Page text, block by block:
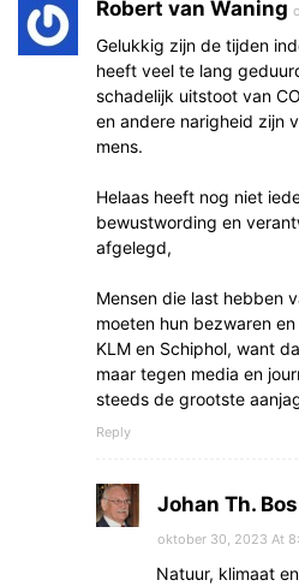
Robert van Waning
Gelukkig zijn de tijden
heeft veel te lang
schadelijk uitstoot van
en andere narigheid zijn
mens.
Helaas heeft nog niet
bewustwording en
afgelegd,
Mensen die last hebben
moeten hun bezwaren
KLM en Schiphol, want
maar tegen media en
steeds de grootste
Reply
Johan Th. Bos
oktober 30, 2023 At
Natuur, klimaat